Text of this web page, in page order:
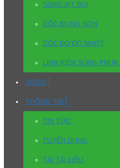
SÚNG XỊT BỤI
CỐC ĐỰNG SƠN
CỐC ĐO ĐỘ NHỚT
LINH KIỆN SÚNG PHUN
VIDEO
THÔNG TIN
TIN TỨC
TUYỂN DỤNG
TẢI TÀI LIỆU